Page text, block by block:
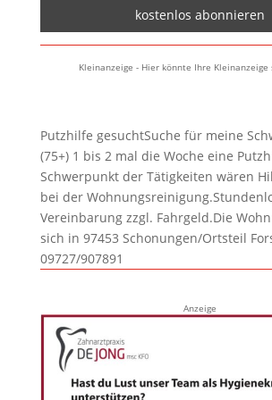
Kleinanzeige - Hier könnte Ihre Kleinanzeige
Putzhilfe gesuchtSuche für meine
(75+) 1 bis 2 mal die Woche eine
Schwerpunkt der Tätigkeiten wären
bei der
Vereinbarung zzgl. Fahrgeld.Die
sich in 97453 Schonungen/Ortsteil
09727/907891
Anzeige